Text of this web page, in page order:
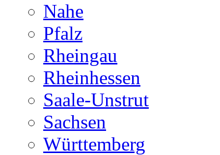
Nahe
Pfalz
Rheingau
Rheinhessen
Saale-Unstrut
Sachsen
Württemberg